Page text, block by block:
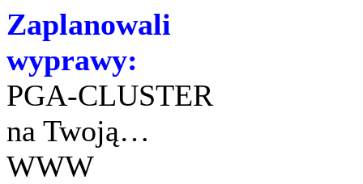
Zaplanowali
wyprawy:
PGA-CLUSTER
na Twoją…
WWW